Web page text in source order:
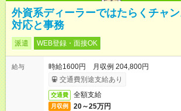
外資系ディーラーではたらくチャ
対応と事務
派遣 WEB登録・面接OK
給与
時給1600円 月収例 204,800円
交通費別途支給あり
交通費 全額支給
月収例 20～25万円